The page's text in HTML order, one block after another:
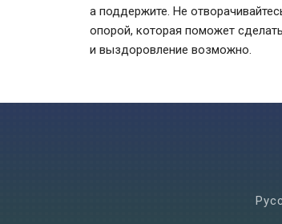
а поддержите. Не
опорой, которая поможет
и выздоровление возможно.